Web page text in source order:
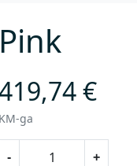
Pink
€
KM-ga
- +